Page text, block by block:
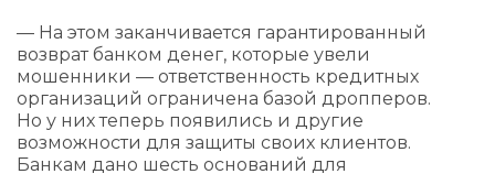
— На этом заканчивается гарантированный
возврат банком денег, которые увели
мошенники — ответственность кредитных
организаций ограничена базой дропперов.
Но у них теперь появились и другие
возможности для защиты своих клиентов.
Банкам дано шесть оснований для